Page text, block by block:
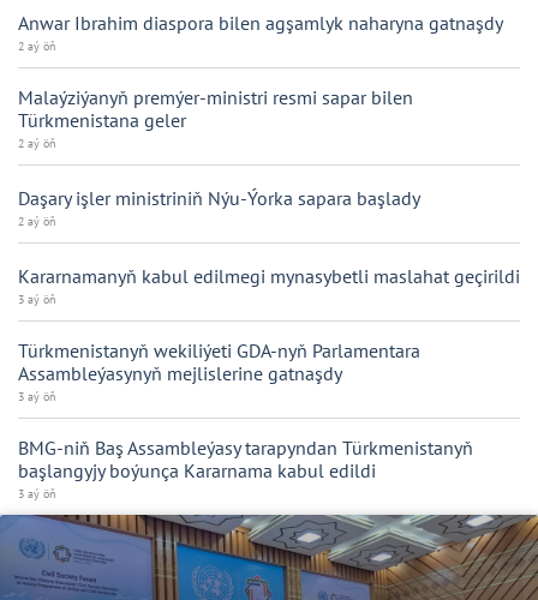
Anwar Ibrahim diaspora bilen agşamlyk naharyna gatnaşdy
2 aý öň
Malaýziýanyň premýer-ministri resmi sapar bilen
Türkmenistana geler
2 aý öň
Daşary işler ministriniň Nýu-Ýorka sapara başlady
2 aý öň
Kararnamanyň kabul edilmegi mynasybetli maslahat geçirildi
3 aý öň
Türkmenistanyň wekiliýeti GDA-nyň Parlamentara
Assambleýasynyň mejlislerine gatnaşdy
3 aý öň
BMG-niň Baş Assambleýasy tarapyndan Türkmenistanyň
başlangyjy boýunça Kararnama kabul edildi
3 aý öň